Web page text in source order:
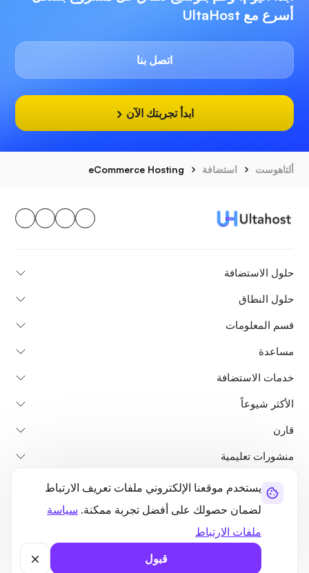
يستخدم موقعنا الإلكتروني ملفات تعريف الارتباط
لضمان حصولك على أفضل تجربة ممكنة. سياسة
ملفات الارتباط
قبول
أسرع مع UltaHost
اتصل بنا
ابدأ تجربتك الآن
ألتاهوست استضافة eCommerce Hosting
حلول الاستضافة
حلول النطاق
قسم المعلومات
مساعدة
خدمات الاستضافة
الأكثر شيوعاً
قارن
منشورات تعليمية
من نحن
خريطة الموقع